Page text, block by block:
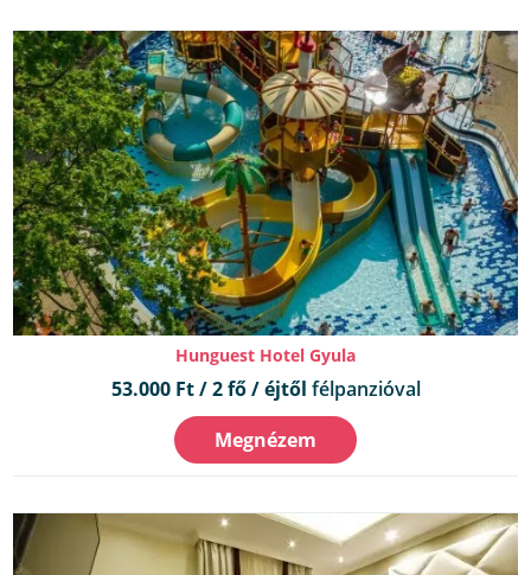
Hunguest Hotel Gyula
53.000 Ft / 2 fő / éjtől félpanzióval
Megnézem